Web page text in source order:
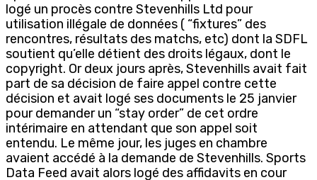
logé un procès contre Stevenhills Ltd pour
utilisation illégale de données ( “fixtures” des
rencontres, résultats des matchs, etc) dont la SDFL
soutient qu’elle détient des droits légaux, dont le
copyright. Or deux jours après, Stevenhills avait fait
part de sa décision de faire appel contre cette
décision et avait logé ses documents le 25 janvier
pour demander un “stay order” de cet ordre
intérimaire en attendant que son appel soit
entendu. Le même jour, les juges en chambre
avaient accédé à la demande de Stevenhills. Sports
Data Feed avait alors logé des affidavits en cour